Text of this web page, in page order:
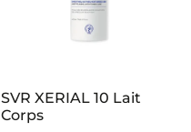
SVR XERIAL 10 Lait
Corps